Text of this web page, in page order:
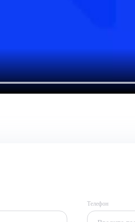
Телефон